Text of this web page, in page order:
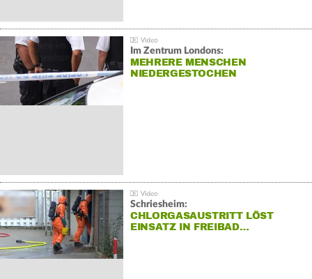
Im Zentrum Londons:
MEHRERE MENSCHEN
NIEDERGESTOCHEN
Schriesheim:
CHLORGASAUSTRITT LÖST
EINSATZ IN FREIBAD…